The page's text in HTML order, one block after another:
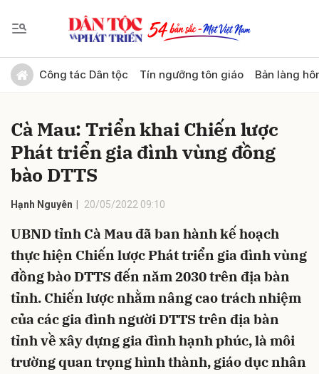
Công tác Dân tộc Tín ngưỡng tôn giáo Bản làng
Cà Mau: Triển khai Chiến lược
Phát triển gia đình vùng đồng
bào DTTS
Hạnh Nguyên 20/05/2022 09:10
UBND tỉnh Cà Mau đã ban hành kế hoạch
thực hiện Chiến lược Phát triển gia đình vùng
đồng bào DTTS đến năm 2030 trên địa bàn
tỉnh. Chiến lược nhằm nâng cao trách nhiệm
của các gia đình người DTTS trên địa bàn
tỉnh về xây dựng gia đình hạnh phúc, là môi
trường quan trọng hình thành, giáo dục nhân
Gửi bình luận